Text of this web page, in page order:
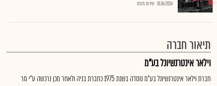
01.06.2026 שירות גלובס
תיאור חברה
וילאר אינטרנשיונל בע"מ
חברת וילאר אינטרנשיונל בע"מ נוסדה בשנת 1975 כחברת בניה ולאחר מכן נרכשה ע"י מר